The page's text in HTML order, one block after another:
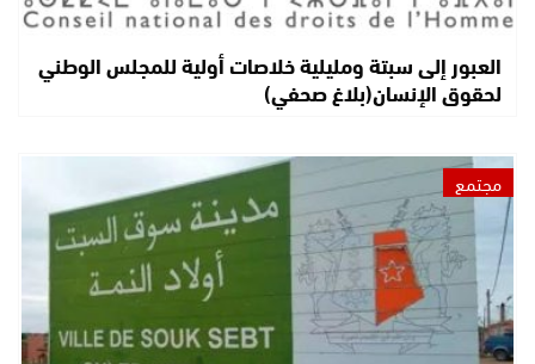
العبور إلى سبتة ومليلية خلاصات أولية للمجلس الوطني
لحقوق الإنسان(بلاغ صحفي)
مجتمع